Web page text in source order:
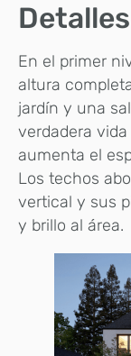
En el primer
altura
jardín y una
verdadera
aumenta el
Los techos
vertical y sus
y brillo al área.